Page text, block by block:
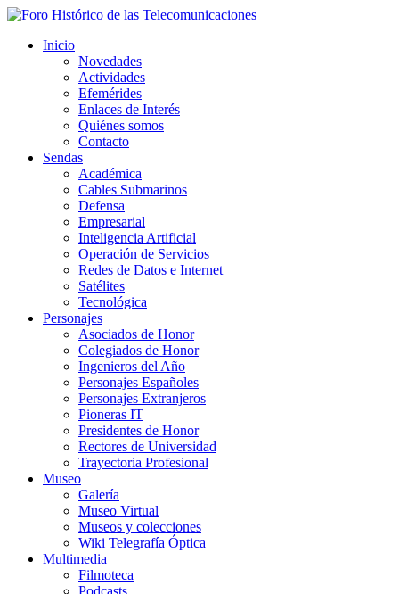
Inicio
Novedades
Actividades
Efemérides
Enlaces de Interés
Quiénes somos
Contacto
Sendas
Académica
Cables Submarinos
Defensa
Empresarial
Inteligencia Artificial
Operación de Servicios
Redes de Datos e Internet
Satélites
Tecnológica
Personajes
Asociados de Honor
Colegiados de Honor
Ingenieros del Año
Personajes Españoles
Personajes Extranjeros
Pioneras IT
Presidentes de Honor
Rectores de Universidad
Trayectoria Profesional
Museo
Galería
Museo Virtual
Museos y colecciones
Wiki Telegrafía Óptica
Multimedia
Filmoteca
Podcasts